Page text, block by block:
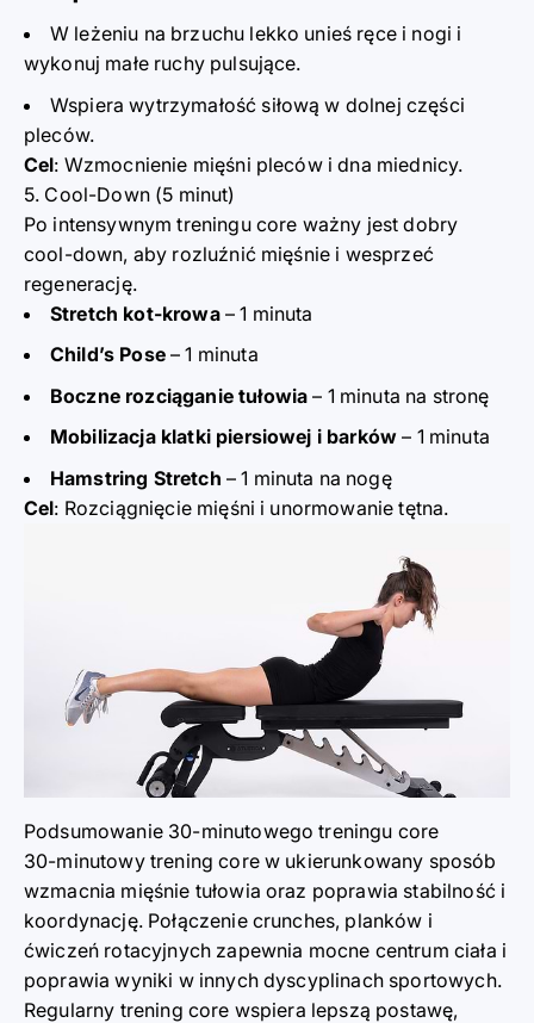
W leżeniu na brzuchu lekko unieś ręce i nogi i
wykonuj małe ruchy pulsujące.
Wspiera wytrzymałość siłową w dolnej części
pleców.
Cel: Wzmocnienie mięśni pleców i dna miednicy.
5. Cool-Down (5 minut)
Po intensywnym treningu core ważny jest dobry
cool-down, aby rozluźnić mięśnie i wesprzeć
regenerację.
Stretch kot-krowa– 1 minuta
Child’s Pose– 1 minuta
Boczne rozciąganie tułowia – 1 minuta na stronę
Mobilizacja klatki piersiowej i barków – 1 minuta
Hamstring Stretch – 1 minuta na nogę
Cel: Rozciągnięcie mięśni i unormowanie tętna.
Podsumowanie 30-minutowego treningu core
30-minutowy trening core w ukierunkowany sposób
wzmacnia mięśnie tułowia oraz poprawia stabilność i
koordynację. Połączenie crunches, planków i
ćwiczeń rotacyjnych zapewnia mocne centrum ciała i
poprawia wyniki w innych dyscyplinach sportowych.
Regularny trening core wspiera lepszą postawę,